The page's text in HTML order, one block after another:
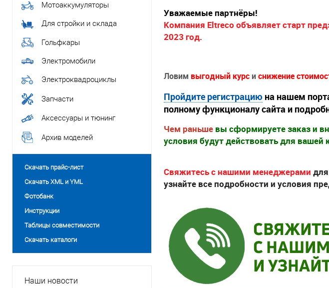
Мотоаккумуляторы
Для стройки и склада
Гольфкары
Электромобили
Электроквадроциклы
Запчасти
Аксессуары и тюнинг
Архив моделей
Скачать прайс-лист
Скачать XML и YML
Фотобанк
Инструкции
Таблицы совместимости
Скачать каталоги
Наши новости
Уважаемые партнёры!
Компания Eltreco объявляет старт
2023 год.
Ловим выгодный курсиснижение
Пройдите регистрацию на нашем
полному функционалу сайта и
Чем раньше вы сформируете заказ и
условия будут действовать для вашей
Свяжитесь с нашими менеджерами
узнайте все подробности и условия